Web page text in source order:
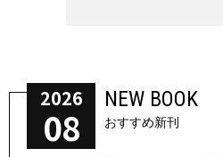
2026
08
NEW BOOK
おすすめ新刊